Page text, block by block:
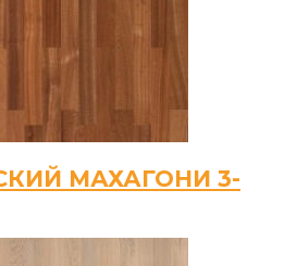
МАХАГОНИ 3-